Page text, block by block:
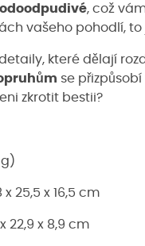
, což
vašeho pohodlí, to
které dělají
se
zkrotit bestii?
g)
25,5 x 16,5 cm
22,9 x 8,9 cm